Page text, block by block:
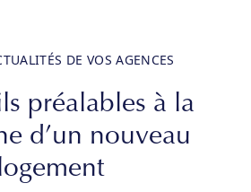
DE VOS AGENCES
préalables à la
d’un nouveau